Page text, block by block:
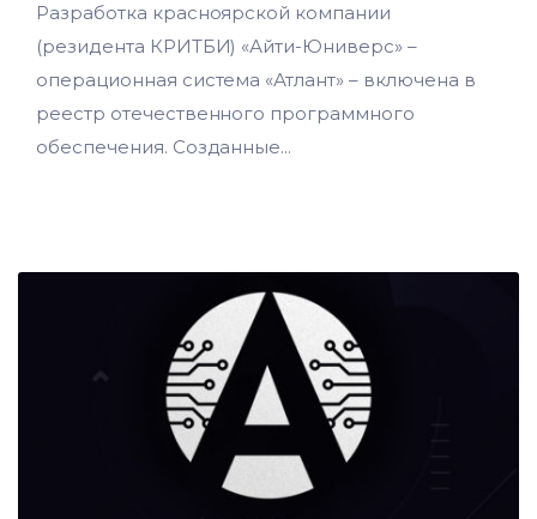
Разработка красноярской компании
(резидента КРИТБИ) «Айти-Юниверс» –
операционная система «Атлант» – включена в
реестр отечественного программного
обеспечения. Созданные...